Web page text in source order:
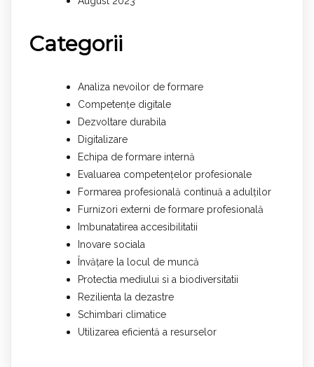
Categorii
Analiza nevoilor de formare
Competențe digitale
Dezvoltare durabila
Digitalizare
Echipa de formare internă
Evaluarea competențelor profesionale
Formarea profesională continuă a adulților
Furnizori externi de formare profesională
Imbunatatirea accesibilitatii
Inovare sociala
Învățare la locul de muncă
Protectia mediului si a biodiversitatii
Rezilienta la dezastre
Schimbari climatice
Utilizarea eficientă a resurselor